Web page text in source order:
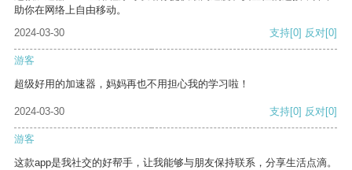
助你在网络上自由移动。
2024-03-30
支持[0] 反对[0]
游客
超级好用的加速器，妈妈再也不用担心我的学习啦！
2024-03-30 支持[0] 反对[0]
游客
这款app是我社交的好帮手，让我能够与朋友保持联系，分享生活点滴。